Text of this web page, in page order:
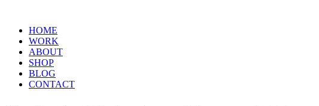
HOME
WORK
ABOUT
SHOP
BLOG
CONTACT